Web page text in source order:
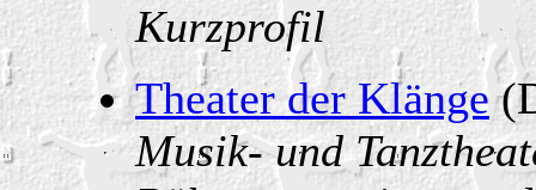
Kurzprofil
Theater der Klänge
Musik- und